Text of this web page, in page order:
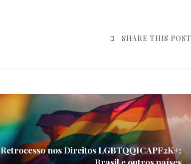
SHARE THIS POST
Retrocesso nos Direitos LGBTQQICAPF2K+: